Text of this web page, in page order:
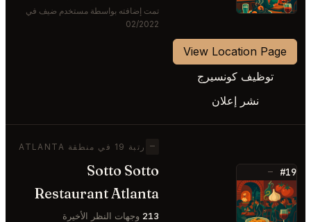
تمت إضافته بواسطة مستخدم ضيف في
02/2022
View Location Page
توظيف كونسيرج
نشر إعلان
#19
—
⭐
— رتبة 19 في منطقة ATLANTA
Sotto Sotto
Restaurant Atlanta
213 وجهات النظر الأخيرة